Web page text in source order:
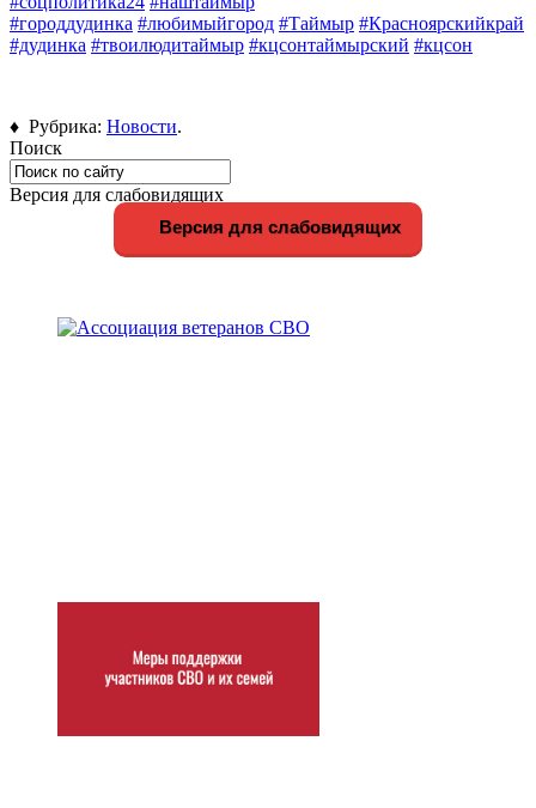
#городдудинка #любимыйгород #Таймыр #Красноярскийкрай
#дудинка #твоилюдитаймыр #кцсонтаймырский #кцсон
♦ Рубрика: Новости.
Поиск
Версия для слабовидящих
Версия для слабовидящих